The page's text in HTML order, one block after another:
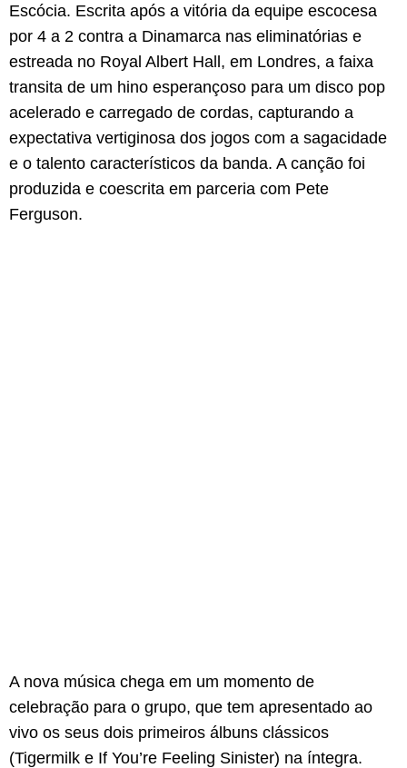
Escócia. Escrita após a vitória da equipe escocesa
por 4 a 2 contra a Dinamarca nas eliminatórias e
estreada no Royal Albert Hall, em Londres, a faixa
transita de um hino esperançoso para um disco pop
acelerado e carregado de cordas, capturando a
expectativa vertiginosa dos jogos com a sagacidade
e o talento característicos da banda. A canção foi
produzida e coescrita em parceria com Pete
Ferguson.
A nova música chega em um momento de
celebração para o grupo, que tem apresentado ao
vivo os seus dois primeiros álbuns clássicos
(Tigermilk e If You’re Feeling Sinister) na íntegra.